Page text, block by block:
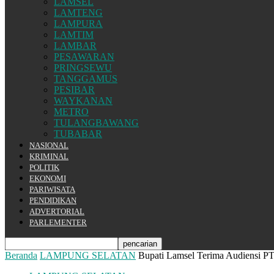
LAMTENG
LAMPURA
LAMTIM
LAMBAR
PESAWARAN
PRINGSEWU
TANGGAMUS
PESIBAR
WAYKANAN
METRO
TULANGBAWANG
TUBABAR
NASIONAL
KRIMINAL
POLITIK
EKONOMI
PARIWISATA
PENDIDIKAN
ADVERTORIAL
PARLEMENTER
Beranda LAMPUNG SELATAN Bupati Lamsel Terima Audiensi